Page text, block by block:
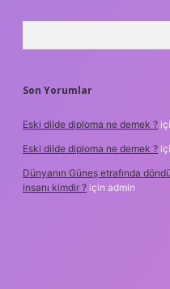
Son Yorumlar
Eski dilde diploma ne demek ?
Eski dilde diploma ne demek ?
Dünyanın Güneş etrafında
insanı kimdir ? için admin